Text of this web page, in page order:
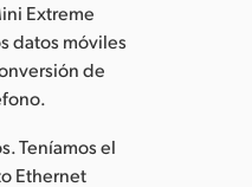
Extreme
datos móviles
de
Teníamos el
Ethernet